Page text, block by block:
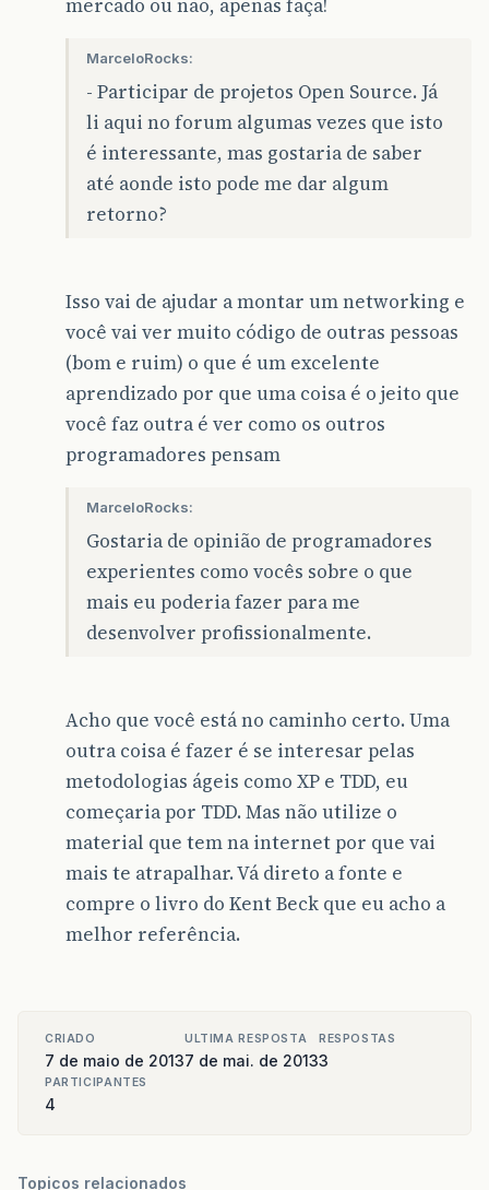
mercado ou não, apenas faça!
MarceloRocks:
- Participar de projetos Open Source. Já
li aqui no forum algumas vezes que isto
é interessante, mas gostaria de saber
até aonde isto pode me dar algum
retorno?
Isso vai de ajudar a montar um networking e
você vai ver muito código de outras pessoas
(bom e ruim) o que é um excelente
aprendizado por que uma coisa é o jeito que
você faz outra é ver como os outros
programadores pensam
MarceloRocks:
Gostaria de opinião de programadores
experientes como vocês sobre o que
mais eu poderia fazer para me
desenvolver profissionalmente.
Acho que você está no caminho certo. Uma
outra coisa é fazer é se interesar pelas
metodologias ágeis como XP e TDD, eu
começaria por TDD. Mas não utilize o
material que tem na internet por que vai
mais te atrapalhar. Vá direto a fonte e
compre o livro do Kent Beck que eu acho a
melhor referência.
CRIADO
7 de maio de 2013
ULTIMA RESPOSTA
7 de mai. de 2013
RESPOSTAS
3
PARTICIPANTES
4
Topicos relacionados